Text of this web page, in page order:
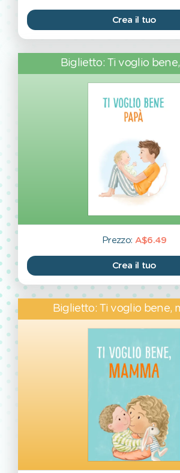
Crea il tuo
Biglietto: Ti voglio
Prezzo: A$6.49
Crea il tuo
Biglietto: Ti voglio bene,